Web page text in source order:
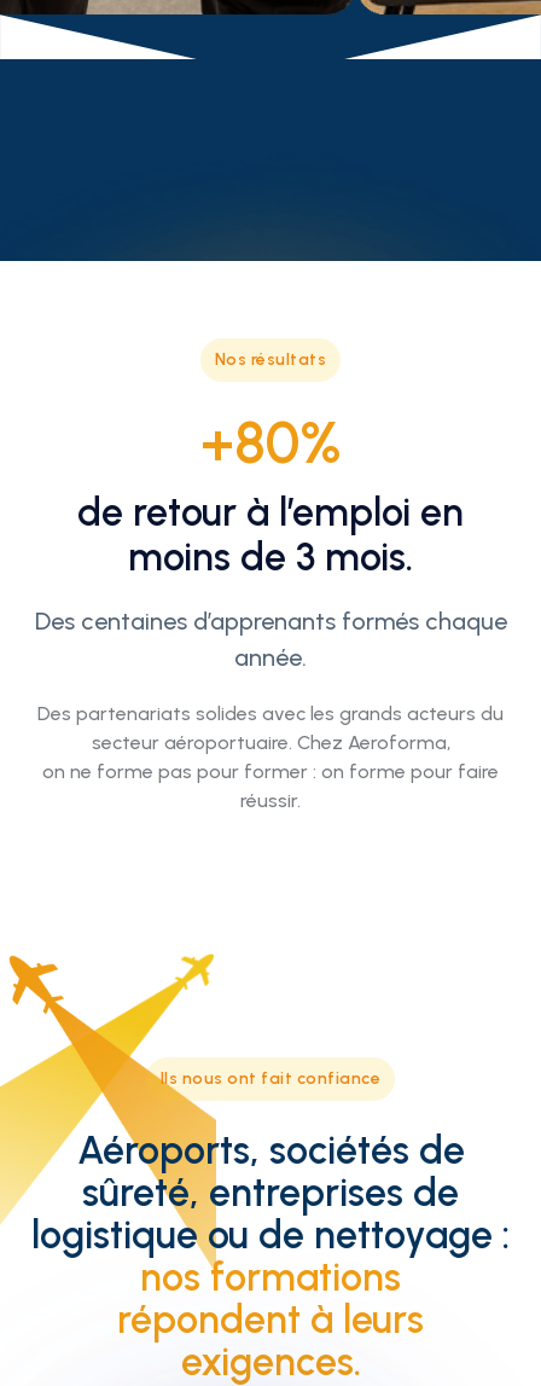
Nos résultats
+80%
de retour à l’emploi en
moins de 3 mois.
Des centaines d’apprenants formés chaque
année.
Des partenariats solides avec les grands acteurs du
secteur aéroportuaire. Chez Aeroforma,
on ne forme pas pour former : on forme pour faire
réussir.
Ils nous ont fait confiance
Aéroports, sociétés de
sûreté, entreprises de
logistique ou de nettoyage :
nos formations
répondent à leurs
exigences.